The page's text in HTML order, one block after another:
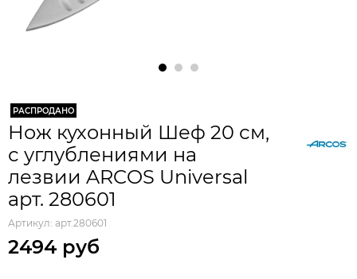
РАСПРОДАНО
Нож кухонный Шеф 20 см,
с углублениями на
лезвии ARCOS Universal
арт. 280601
Артикул: арт.280601
2494 руб